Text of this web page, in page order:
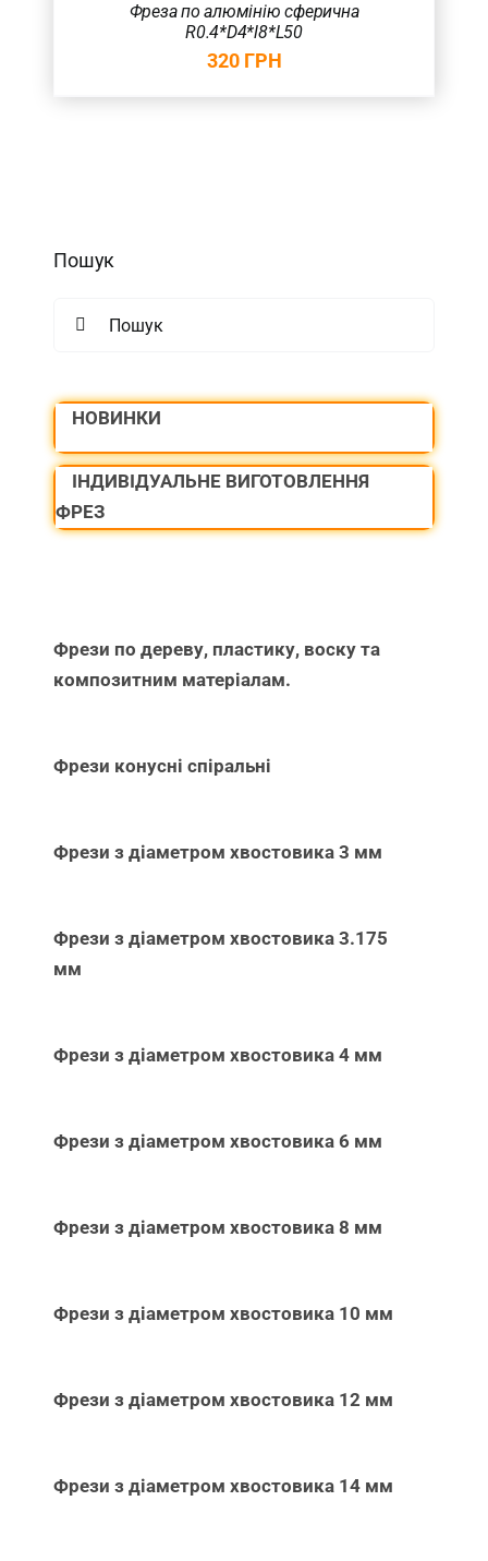
Фреза по алюмінію сферична
R0.4*D4*l8*L50
320 ГРН
Пошук
НОВИНКИ
ІНДИВІДУАЛЬНЕ ВИГОТОВЛЕННЯ
ФРЕЗ
Фрези по дереву, пластику, воску та
композитним матеріалам.
Фрези конусні спіральні
Фрези з діаметром хвостовика 3 мм
Фрези з діаметром хвостовика 3.175
мм
Фрези з діаметром хвостовика 4 мм
Фрези з діаметром хвостовика 6 мм
Фрези з діаметром хвостовика 8 мм
Фрези з діаметром хвостовика 10 мм
Фрези з діаметром хвостовика 12 мм
Фрези з діаметром хвостовика 14 мм